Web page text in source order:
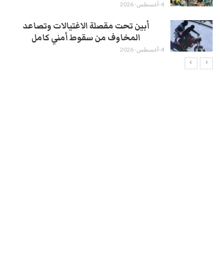
4-أغسطس- 2026
أبين تحت مقصلة الاغتيالات وتصاعد
المخاوف من سقوط أمني كامل
4-أغسطس- 2026